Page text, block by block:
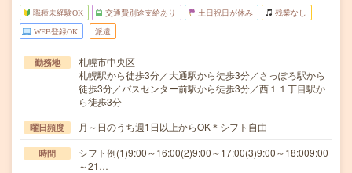
職種未経験OK 交通費別途支給あり 土日祝日が休み 残業なし
WEB登録OK 派遣
勤務地
札幌市中央区
札幌駅から徒歩3分／大通駅から徒歩3分／さっぽろ駅から
徒歩3分／バスセンター前駅から徒歩3分／西１１丁目駅か
ら徒歩3分
曜日頻度 月～日のうち週1日以上からOK＊シフト自由
時間
シフト例(1)9:00～16:00(2)9:00～17:00(3)9:00～18:009:00
～21…